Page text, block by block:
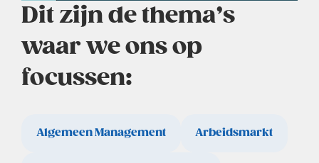
Dit zijn de thema’s
waar we ons op
focussen:
Algemeen Management Arbeidsmarkt